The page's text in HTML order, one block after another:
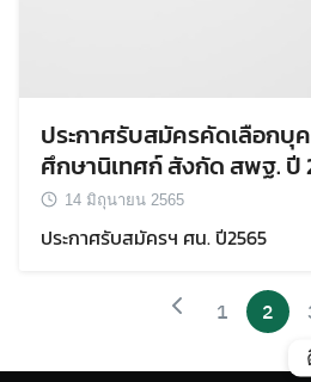
ประกาศรับสมัครคัดเลือกบุ
ศึกษานิเทศก์ สังกัด สพฐ. ปี
14 มิถุนายน 2565
ประกาศรับสมัครฯ ศน. ปี2565
1 2